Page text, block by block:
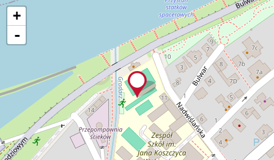
+
-